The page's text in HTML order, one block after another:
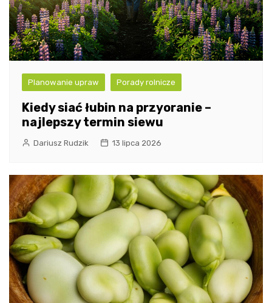
Planowanie upraw Porady rolnicze
Kiedy siać łubin na przyoranie –
najlepszy termin siewu
Dariusz Rudzik 13 lipca 2026